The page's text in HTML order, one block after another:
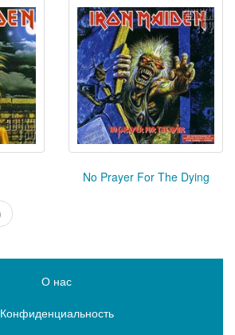
No Prayer For The Dying
О нас
Конфиденциальность